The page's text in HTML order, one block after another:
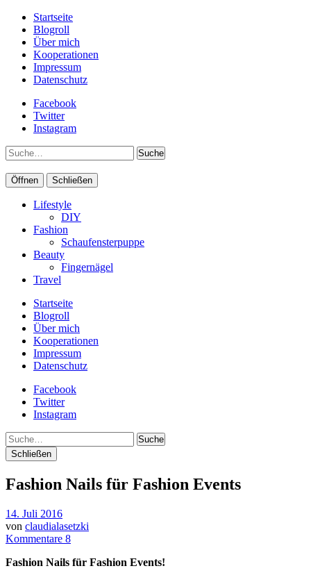
Startseite
Blogroll
Über mich
Kooperationen
Impressum
Datenschutz
Facebook
Twitter
Instagram
Suche
Öffnen Schließen
Lifestyle
DIY
Fashion
Schaufensterpuppe
Beauty
Fingernägel
Travel
Startseite
Blogroll
Über mich
Kooperationen
Impressum
Datenschutz
Facebook
Twitter
Instagram
Suche
Schließen
Fashion Nails für Fashion Events
14. Juli 2016
von claudialasetzki
Kommentare 8
Fashion Nails für Fashion Events!